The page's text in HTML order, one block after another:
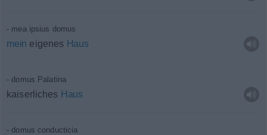
mea ipsius domus
mein eigenes Haus
domus Palatina
kaiserliches Haus
domus conducticia